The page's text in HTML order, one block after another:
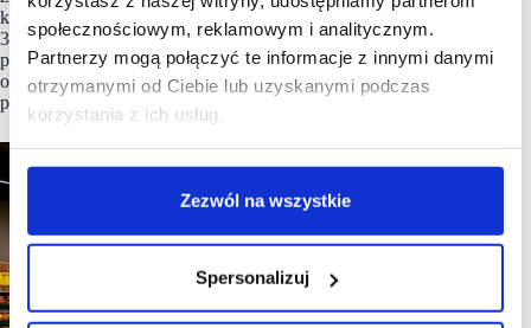
społecznościowym, reklamowym i analitycznym.
Partnerzy mogą połączyć te informacje z innymi danymi
otrzymanymi od Ciebie lub uzyskanymi podczas
korzystania z ich usług.
Zezwól na wszystkie
Spersonalizuj
kontynuowany także w przyszłym roku. Pierwsze sklepy Netto
3.0 po transformacji Tesco w 2022 r. zostaną otwarte w drugiej
połowie stycznia. W całym przyszłym roku Netto planuje
otworzyć ok. 70 sklepów, w tym ok. 10–15 placówek
powstałych w ramach rozwoju organicznego.